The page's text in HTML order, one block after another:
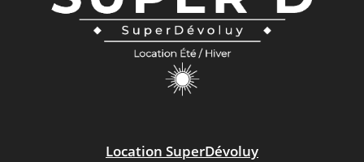
Location SuperDévoluy